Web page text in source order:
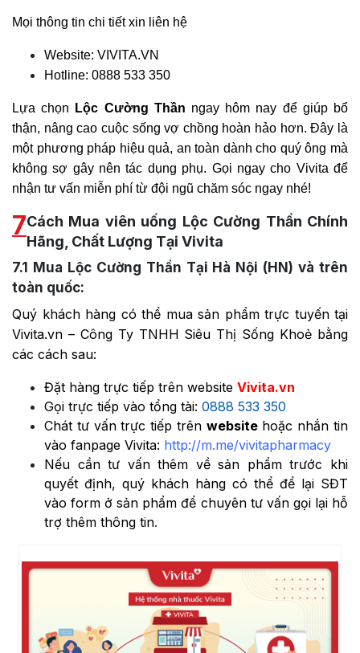
Mọi thông tin chi tiết xin liên hệ
Website: VIVITA.VN
Hotline: 0888 533 350
Lựa chọn Lộc Cường Thần ngay hôm nay để giúp bổ
thận, nâng cao cuộc sống vợ chồng hoàn hảo hơn. Đây là
một phương pháp hiệu quả, an toàn dành cho quý ông mà
không sợ gây nên tác dụng phụ. Gọi ngay cho Vivita để
nhận tư vấn miễn phí từ đội ngũ chăm sóc ngay nhé!
7Cách Mua viên uống Lộc Cường Thần Chính
Hãng, Chất Lượng Tại Vivita
7.1
Mua Lộc Cường Thần Tại Hà Nội (HN) và trên
toàn quốc:
Quý khách hàng có thể mua sản phẩm trực tuyến tại
Vivita.vn – Công Ty TNHH Siêu Thị Sống Khoẻ bằng
các cách sau:
Đặt hàng trực tiếp trên website Vivita.vn
Gọi trực tiếp vào tổng tài: 0888 533 350
Chát tư vấn trực tiếp trên websitehoặc nhắn tin
vào fanpage Vivita: http://m.me/vivitapharmacy
Nếu cần tư vấn thêm về sản phẩm trước khi
quyết định, quý khách hàng có thể để lại SĐT
vào form ở sản phẩm để chuyên tư vấn gọi lại hỗ
trợ thêm thông tin.